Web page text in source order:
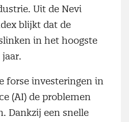
Uit de Nevi
blijkt dat de
in het hoogste
forse investeringen in
(AI) de problemen
Dankzij een snelle